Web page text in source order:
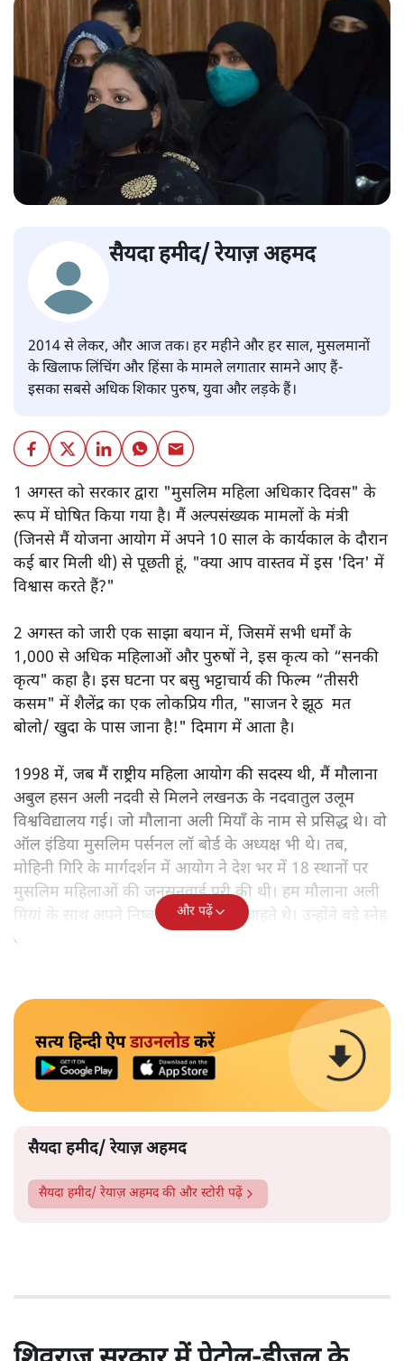
सैयदा हमीद/ रेयाज़ अहमद
2014 से लेकर, और आज तक। हर महीने और हर साल, मुसलमानों
के खिलाफ लिंचिंग और हिंसा के मामले लगातार सामने आए हैं-
इसका सबसे अधिक शिकार पुरुष, युवा और लड़के हैं।
1 अगस्त को सरकार द्वारा "मुसलिम महिला अधिकार दिवस" ​​के
रूप में घोषित किया गया है। मैं अल्पसंख्यक मामलों के मंत्री
(जिनसे मैं योजना आयोग में अपने 10 साल के कार्यकाल के दौरान
कई बार मिली थी) से पूछती हूं, "क्या आप वास्तव में इस 'दिन' में
विश्वास करते हैं?"
2 अगस्त को जारी एक साझा बयान में, जिसमें सभी धर्मों के
1,000 से अधिक महिलाओं और पुरुषों ने, इस कृत्य को “सनकी
कृत्य" कहा है। इस घटना पर बसु भट्टाचार्य की फिल्म “तीसरी
कसम" में शैलेंद्र का एक लोकप्रिय गीत, "साजन रे झूठ मत
बोलो/ खुदा के पास जाना है!" दिमाग में आता है।
1998 में, जब मैं राष्ट्रीय महिला आयोग की सदस्य थी, मैं मौलाना
अबुल हसन अली नदवी से मिलने लखनऊ के नदवातुल उलूम
विश्वविद्यालय गई। जो मौलाना अली मियाँ के नाम से प्रसिद्ध थे। वो
ऑल इंडिया मुसलिम पर्सनल लॉ बोर्ड के अध्यक्ष भी थे। तब,
मोहिनी गिरि के मार्गदर्शन में आयोग ने देश भर में 18 स्थानों पर
मुसलिम महिलाओं की जनसुनवाई पूरी की थी। हम मौलाना अली
मियां के साथ अपने निष्कर्ष साझा करना चाहते थे। उन्होंने बड़े स्नेह
और गर्मजोशी से हमारा स्वागत किया।
और पढ़ें
सत्य हिन्दी ऐपडाउनलोडकरें
सैयदा हमीद/ रेयाज़ अहमद
सैयदा हमीद/ रेयाज़ अहमदकी और स्टोरी पढ़ें